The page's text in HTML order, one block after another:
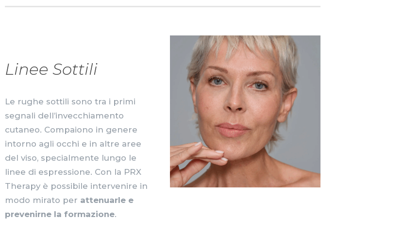
Linee Sottili
Le rughe sottili sono tra i primi
segnali dell’invecchiamento
cutaneo. Compaiono in genere
intorno agli occhi e in altre aree
del viso, specialmente lungo le
linee di espressione. Con la PRX
Therapy è possibile intervenire in
modo mirato per attenuarle e
prevenirne la formazione.